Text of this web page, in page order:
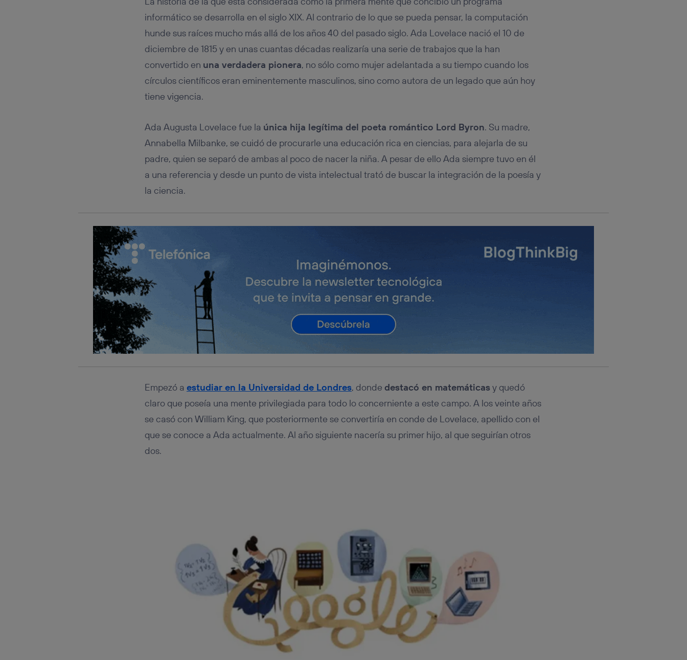
informático se desarrolla en el siglo XIX. Al contrario de lo que se pueda pensar, la computación
hunde sus raíces mucho más allá de los años 40 del pasado siglo. Ada Lovelace nació el 10 de
diciembre de 1815 y en unas cuantas décadas realizaría una serie de trabajos que la han
convertido en una verdadera pionera, no sólo como mujer adelantada a su tiempo cuando los
círculos científicos eran eminentemente masculinos, sino como autora de un legado que aún hoy
tiene vigencia.
Ada Augusta Lovelace fue la única hija legítima del poeta romántico Lord Byron. Su madre,
Annabella Milbanke, se cuidó de procurarle una educación rica en ciencias, para alejarla de su
padre, quien se separó de ambas al poco de nacer la niña. A pesar de ello Ada siempre tuvo en él
a una referencia y desde un punto de vista intelectual trató de buscar la integración de la poesía y
la ciencia.
Empezó a estudiar en la Universidad de Londres, donde destacó en matemáticasy quedó
claro que poseía una mente privilegiada para todo lo concerniente a este campo. A los veinte años
se casó con William King, que posteriormente se convertiría en conde de Lovelace, apellido con el
que se conoce a Ada actualmente. Al año siguiente nacería su primer hijo, al que seguirían otros
dos.
conecte su dispositivo y consienta el uso de la tecnología recibirá el mismo identificador.
Típicamente:
Si utilizas unaconexión de banda ancha(p. ej., Wi-Fi), el marketing o análisis se
realizará en función de las actividades de navegación de los miembros del hogar que
hayan dado su consentimiento.
Si utilizasdatos móviles, el marketing será más personalizado, ya que se basará
únicamente en la navegación del usuario del móvil.
inferior de esta página web o visitando el